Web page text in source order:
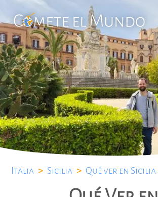
Italia > Sicilia > Qué ver en Sicilia